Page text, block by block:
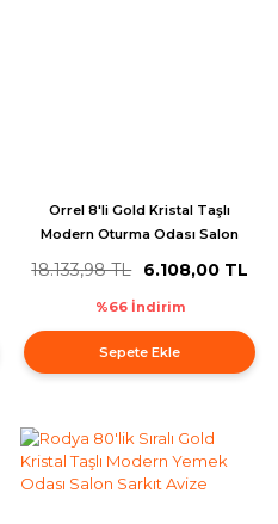
Orrel 8'li Gold Kristal Taşlı
Modern Oturma Odası Salon
18.133,98 TL 6.108,00 TL
%66 İndirim
Sepete Ekle